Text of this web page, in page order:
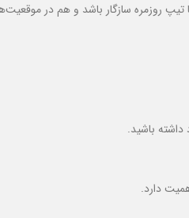
تیپ روزمره سازگار باشد و هم در
باشید.
دارد.